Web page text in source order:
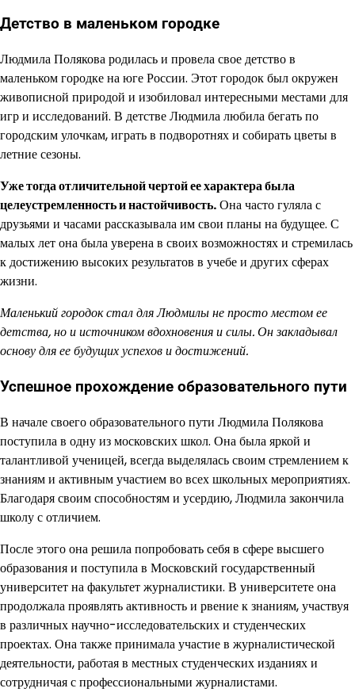
Детство в маленьком городке
Людмила Полякова родилась и провела свое детство в
маленьком городке на юге России. Этот городок был окружен
живописной природой и изобиловал интересными местами для
игр и исследований. В детстве Людмила любила бегать по
городским улочкам, играть в подворотнях и собирать цветы в
летние сезоны.
Уже тогда отличительной чертой ее характера была
целеустремленность и настойчивость.Она часто гуляла с
друзьями и часами рассказывала им свои планы на будущее. С
малых лет она была уверена в своих возможностях и стремилась
к достижению высоких результатов в учебе и других сферах
жизни.
Маленький городок стал для Людмилы не просто местом ее
детства, но и источником вдохновения и силы. Он закладывал
основу для ее будущих успехов и достижений.
Успешное прохождение образовательного пути
В начале своего образовательного пути Людмила Полякова
поступила в одну из московских школ. Она была яркой и
талантливой ученицей, всегда выделялась своим стремлением к
знаниям и активным участием во всех школьных мероприятиях.
Благодаря своим способностям и усердию, Людмила закончила
школу с отличием.
После этого она решила попробовать себя в сфере высшего
образования и поступила в Московский государственный
университет на факультет журналистики. В университете она
продолжала проявлять активность и рвение к знаниям, участвуя
в различных научно-исследовательских и студенческих
проектах. Она также принимала участие в журналистической
деятельности, работая в местных студенческих изданиях и
сотрудничая с профессиональными журналистами.